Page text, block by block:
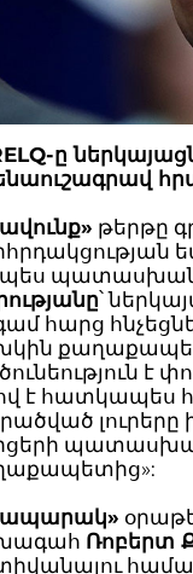
ը
թերթը
՝
հարց
է
է հատկապես
Ռոբերտ